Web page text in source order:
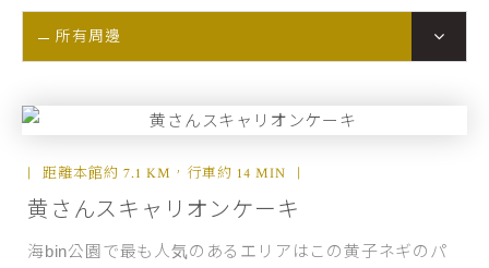
所有周邊
距離本館約 7.1 KM，行車約 14 MIN
黄さんスキャリオンケーキ
海bin公園で最も人気のあるエリアはこの黄子ネギのパ